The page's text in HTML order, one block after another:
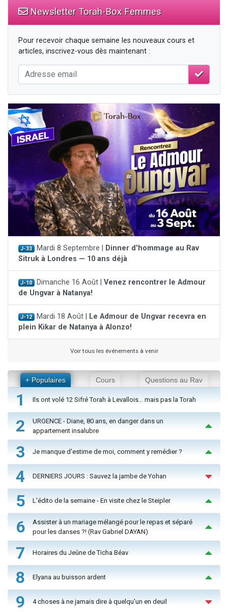
Newsletter Torah-Box Femmes
Pour recevoir chaque semaine les nouveaux cours et
articles, inscrivez-vous dès maintenant :
J-33 Mardi 8 Septembre |
Dinner d'hommage au Rav
Sitruk à Londres — 10 ans déjà
J-10 Dimanche 16 Août | Venez rencontrer le Admour
de Ungvar à Natanya!
J-12 Mardi 18 Août |
Le Admour de Ungvar recevra en
plein Kikar de Natanya à Alonzo!
Voir tous les événements à venir
+ Populaires Cours Questions au Rav
1 Ils ont volé 12 Sifré Torah à Levallois… mais pas la Torah
2
URGENCE - Diane, 80 ans, en danger dans un
appartement insalubre
3 Je manque d'estime de moi, comment y remédier ?
4 DERNIERS JOURS : Sauvez la jambe de Yohan
5 L'édito de la semaine - En visite chez le Steipler
6
Assister à un mariage mélangé pour le repas et séparé
pour les danses ?! (Rav Gabriel DAYAN)
7 Horaires du Jeûne de Ticha Béav
8 Elyana au buisson ardent
9 4 choses à ne jamais dire à quelqu'un en deuil